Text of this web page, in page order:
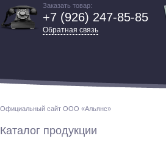
Заказать товар:
+7 (926) 247-85-85
Обратная связь
Официальный сайт ООО «Альянс»
Каталог продукции